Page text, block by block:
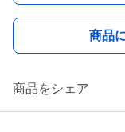
商品
商品をシェア